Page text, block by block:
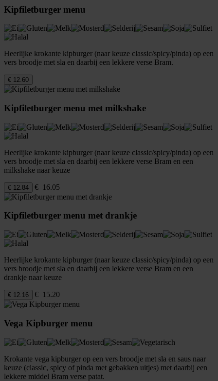
Kipfiletburger menu
Heerlijke krokante kipburger (naar keuze classic/spicy/pinda) op een
vers broodje met sla en daarbij een lekkere verse Bram.
€ 12.60
Kipfiletburger menu met milkshake
Heerlijke krokante kipburger (naar keuze classic/spicy/pinda) op een
vers broodje met sla en daarbij een lekkere verse Bram en een
milkshake naar keuze
€ 12.84 € 16.05
Kipfiletburger menu met drankje
Heerlijke krokante kipburger (naar keuze classic/spicy/pinda) op een
vers broodje met sla en daarbij een lekkere verse Bram en een
drankje naar keuze
€ 12.16 € 15.20
Vega Kipburger menu
Krokante vega kipburger op een vers broodje met sla en saus naar
keuze (classic, spicy of pinda met gebakken uitjes) met daarbij een
lekkere middel Bram verse patat.